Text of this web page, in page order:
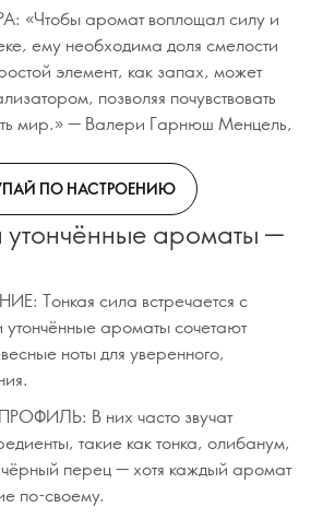
аромат воплощал силу и
ему необходима доля смелости
элемент, как запах, может
позволяя почувствовать
мир.» — Валери Гарнюш Менцель,
ПО НАСТРОЕНИЮ
утончённые ароматы —
Тонкая сила встречается с
ароматы сочетают
ноты для уверенного,
В них часто звучат
такие как тонка, олибанум,
перец — хотя каждый аромат
по-своему.